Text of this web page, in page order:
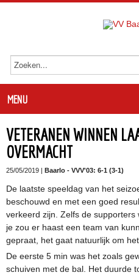
MENU
VETERANEN WINNEN
OVERMACHT
25/05/2019 | Baarlo - VVV'03: 6-1 (3-1)
De laatste speeldag van het
beschouwd en met een goed
verkeerd zijn. Zelfs de supporters
je zou er haast een team van
gepraat, het gaat natuurlijk om
De eerste 5 min was het zoals
schuiven met de bal. Het duurde